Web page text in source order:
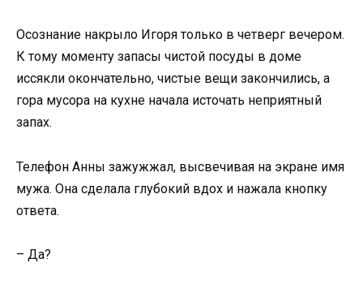
Осознание накрыло Игоря только в четверг вечером.
К тому моменту запасы чистой посуды в доме
иссякли окончательно, чистые вещи закончились, а
гора мусора на кухне начала источать неприятный
запах.
Телефон Анны зажужжал, высвечивая на экране имя
мужа. Она сделала глубокий вдох и нажала кнопку
ответа.
– Да?